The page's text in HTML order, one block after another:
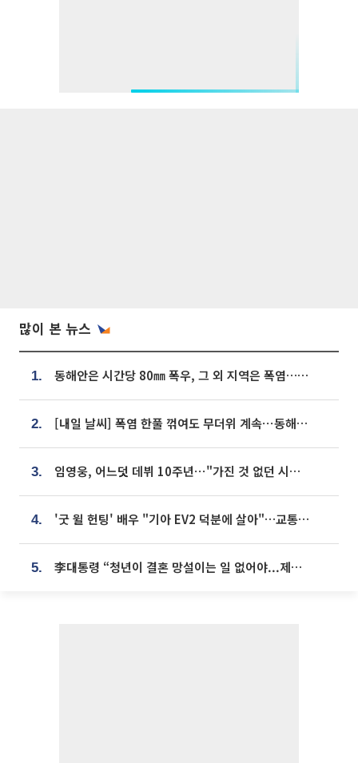
많이 본 뉴스
1. 동해안은 시간당 80㎜ 폭우, 그 외 지역은 폭염…‘극과 극 날씨’
2. [내일 날씨] 폭염 한풀 꺾여도 무더위 계속⋯동해안 이틀 연속 비
3. 임영웅, 어느덧 데뷔 10주년⋯"가진 것 없던 시절, 내 앞엔 20명의 팬뿐"
4. '굿 윌 헌팅' 배우 "기아 EV2 덕분에 살아"…교통사고 후 안전성 극찬
5. 李대통령 “청년이 결혼 망설이는 일 없어야...제도상 불이익 조사”